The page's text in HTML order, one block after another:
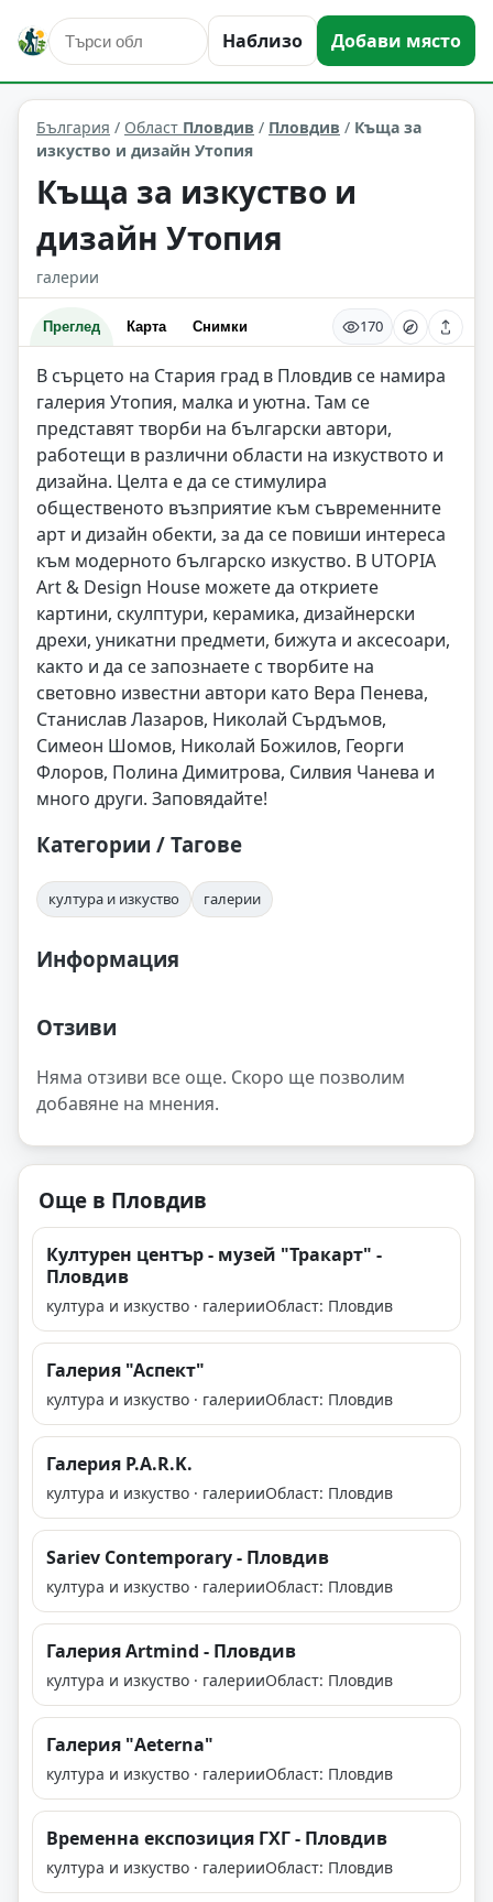
Наблизо Добави място
култура и изкуство Пловдив Област: Пловдив
България / Област Пловдив / Пловдив / Къща за
изкуство и дизайн Утопия
Къща за изкуство и
дизайн Утопия
галерии
Преглед Карта Снимки 170
В сърцето на Стария град в Пловдив се намира
галерия Утопия, малка и уютна. Там се
представят творби на български автори,
работещи в различни области на изкуството и
дизайна. Целта е да се стимулира
общественото възприятие към съвременните
арт и дизайн обекти, за да се повиши интереса
към модерното българско изкуство. В UTOPIA
Art & Design House можете да откриете
картини, скулптури, керамика, дизайнерски
дрехи, уникатни предмети, бижута и аксесоари,
както и да се запознаете с творбите на
световно известни автори като Вера Пенева,
Станислав Лазаров, Николай Сърдъмов,
Симеон Шомов, Николай Божилов, Георги
Флоров, Полина Димитрова, Силвия Чанева и
много други. Заповядайте!
Категории / Тагове
култура и изкуство галерии
Информация
Отзиви
Няма отзиви все още. Скоро ще позволим
добавяне на мнения.
Още в Пловдив
Културен център - музей "Тракарт" -
Пловдив
култура и изкуство · галерииОбласт: Пловдив
Галерия "Аспект"
култура и изкуство · галерииОбласт: Пловдив
Галерия P.A.R.K.
култура и изкуство · галерииОбласт: Пловдив
Sariev Contemporary - Пловдив
култура и изкуство · галерииОбласт: Пловдив
Галерия Artmind - Пловдив
култура и изкуство · галерииОбласт: Пловдив
Галерия "Aeterna"
култура и изкуство · галерииОбласт: Пловдив
Временна експозиция ГХГ - Пловдив
култура и изкуство · галерииОбласт: Пловдив